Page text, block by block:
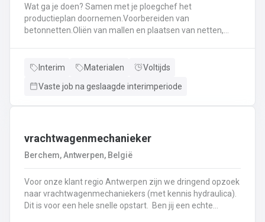
Wat ga je doen? Samen met je ploegchef het
productieplan doornemen.Voorbereiden van
betonnetten.Oliën van mallen en plaatsen van netten,
eindafwerking.Frezen, boren, en zagen in de
klaar zijn voor gebruik.Opruimen van de werkplaats en
Interim Materialen
Voltijds
Vaste job na geslaagde interimperiode
vrachtwagenmechanieker
Berchem, Antwerpen, België
Voor onze klant regio Antwerpen zijn we dringend opzoek
naar vrachtwagenmechaniekers (met kennis hydraulica).
Dit is voor een hele snelle opstart. Ben jij een echte